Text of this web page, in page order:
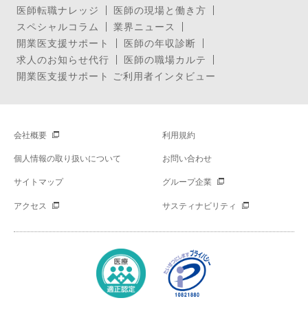
医師転職ナレッジ
医師の現場と働き方
スペシャルコラム
業界ニュース
開業医支援サポート
医師の年収診断
求人のお知らせ代行
医師の職場カルテ
開業医支援サポート ご利用者インタビュー
会社概要 利用規約
個人情報の取り扱いについて お問い合わせ
サイトマップ グループ企業
アクセス サスティナビリティ